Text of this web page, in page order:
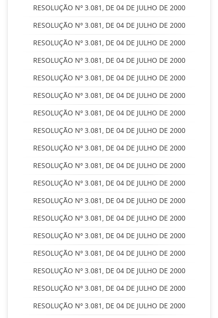
RESOLUÇÃO Nº 3.081, DE 04 DE JULHO DE 2000
RESOLUÇÃO Nº 3.081, DE 04 DE JULHO DE 2000
RESOLUÇÃO Nº 3.081, DE 04 DE JULHO DE 2000
RESOLUÇÃO Nº 3.081, DE 04 DE JULHO DE 2000
RESOLUÇÃO Nº 3.081, DE 04 DE JULHO DE 2000
RESOLUÇÃO Nº 3.081, DE 04 DE JULHO DE 2000
RESOLUÇÃO Nº 3.081, DE 04 DE JULHO DE 2000
RESOLUÇÃO Nº 3.081, DE 04 DE JULHO DE 2000
RESOLUÇÃO Nº 3.081, DE 04 DE JULHO DE 2000
RESOLUÇÃO Nº 3.081, DE 04 DE JULHO DE 2000
RESOLUÇÃO Nº 3.081, DE 04 DE JULHO DE 2000
RESOLUÇÃO Nº 3.081, DE 04 DE JULHO DE 2000
RESOLUÇÃO Nº 3.081, DE 04 DE JULHO DE 2000
RESOLUÇÃO Nº 3.081, DE 04 DE JULHO DE 2000
RESOLUÇÃO Nº 3.081, DE 04 DE JULHO DE 2000
RESOLUÇÃO Nº 3.081, DE 04 DE JULHO DE 2000
RESOLUÇÃO Nº 3.081, DE 04 DE JULHO DE 2000
RESOLUÇÃO Nº 3.081, DE 04 DE JULHO DE 2000